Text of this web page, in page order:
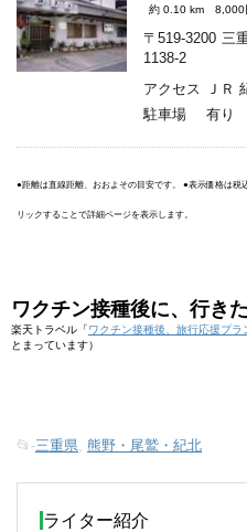
約 0.10 km 8,000
〒519-3200 三
1138-2
アクセス
ＪＲ
駐車場
有り
●距離は直線距離、おおよその目安です。 ●表示価格は税
リックすることで詳細ページを表示します。
ワクチン接種後に、行き
楽天トラベル「ワクチン接種後、旅行応援プラ
とまっています）
📂-三重県, 熊野・尾鷲・紀北
ライター紹介